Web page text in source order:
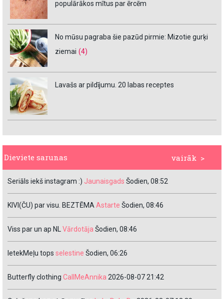
populārākos mītus par ērcēm
No mūsu pagraba šie pazūd pirmie: Mizotie gurķi
ziemai (4)
Lavašs ar pildījumu. 20 labas receptes
vairāk >
Dieviete sarunas
Seriāls iekš instagram :) Jaunaisgads Šodien, 08:52
KIVI(ČU) par visu. BEZTĒMAAstarte Šodien, 08:46
Viss par un ap NLVārdotāja Šodien, 08:46
IetekMeļu tops selestine Šodien, 06:26
Butterfly clothing CallMeAnnika 2026-08-07 21:42